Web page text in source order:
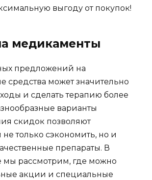
выгоду от покупок!
медикаменты
предложений на
средства может значительно
и сделать терапию более
варианты
скидок позволяют
только сэкономить, но и
препараты. В
мы рассмотрим, где можно
акции и специальные